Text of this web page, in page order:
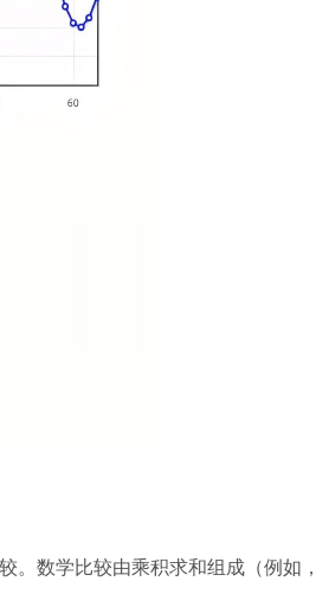
。数学比较由乘积求和组成（例如，